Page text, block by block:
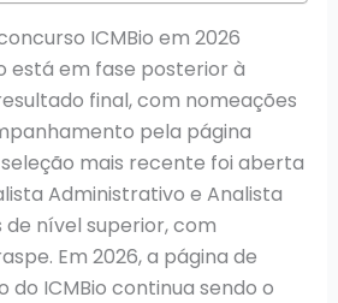
ICMBio em 2026
está em fase posterior à
final, com nomeações
pela página
mais recente foi aberta
Administrativo e Analista
nível superior, com
Em 2026, a página de
ICMBio continua sendo o